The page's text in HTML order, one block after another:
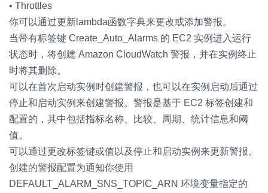
• Throttles
你可以通过更新lambda函数字典来更改或添加警报。
当带有标签键 Create_Auto_Alarms 的 EC2 实例进入运行
状态时，将创建 Amazon CloudWatch 警报，并在实例终止
时将其删除。
可以在首次启动实例时创建警报，也可以在实例启动后通过
停止和启动实例来创建警报。警报是基于 EC2 标签创建和
配置的，其中包括指标名称、比较、周期、统计信息和阈
值。
可以通过更改标签键或值以及停止和启动实例来更新警报。
创建的警报配置为通知你使用
DEFAULT_ALARM_SNS_TOPIC_ARN 环境变量指定的